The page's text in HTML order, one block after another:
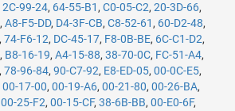
2C-99-24, 64-55-B1 , C0-05-C2, 20-3D-66,
, A8-F5-DD, D4-3F-CB, C8-52-61 , 60-D2-48,
, 74-F6-12, DC-45-17, F8-0B-BE, 6C-C1-D2,
, B8-16-19, A4-15-88, 38-70-0C, FC-51-A4,
, 78-96-84, 90-C7-92, E8-ED-05, 00-0C-E5,
00-17-00, 00-19-A6, 00-21-80, 00-26-BA,
00-25-F2, 00-15-CF, 38-6B-BB, 00-E0-6F,